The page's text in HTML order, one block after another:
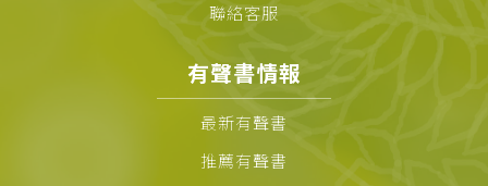
聯絡客服
有聲書情報
最新有聲書
推薦有聲書